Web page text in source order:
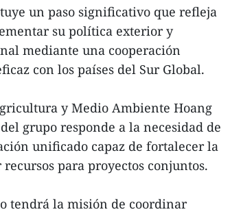
un paso significativo que refleja
su política exterior y
mediante una cooperación
con los países del Sur Global.
y Medio Ambiente Hoang
grupo responde a la necesidad de
unificado capaz de fortalecer la
para proyectos conjuntos.
tendrá la misión de coordinar